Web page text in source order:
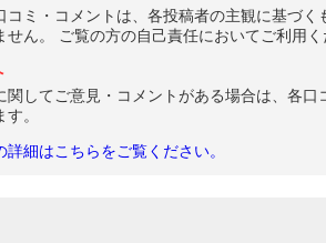
コミ・コメントは、各投稿者の主観に基づ
せん。 ご覧の方の自己責任においてご利用く
関してご意見・コメントがある場合は、各
。
細はこちらをご覧ください。